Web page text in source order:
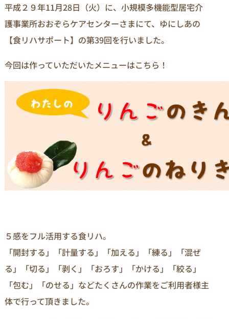
平成２９年11月28日（火）に、小規模多機能型居宅介
護事業所おおぞらケアセンターさまにて、ゆにしあの
【食リハサポート】の第39回を行いました。
今回は作っていただいたメニューはこちら！
５感をフル活用する食リハ。
「開封する」「計量する」「加える」「練る」「混ぜ
る」「切る」「剥く」「おろす」「かける」「絞る」
「包む」「のせる」などたくさんの作業をご利用者様主
体で行って頂きました。